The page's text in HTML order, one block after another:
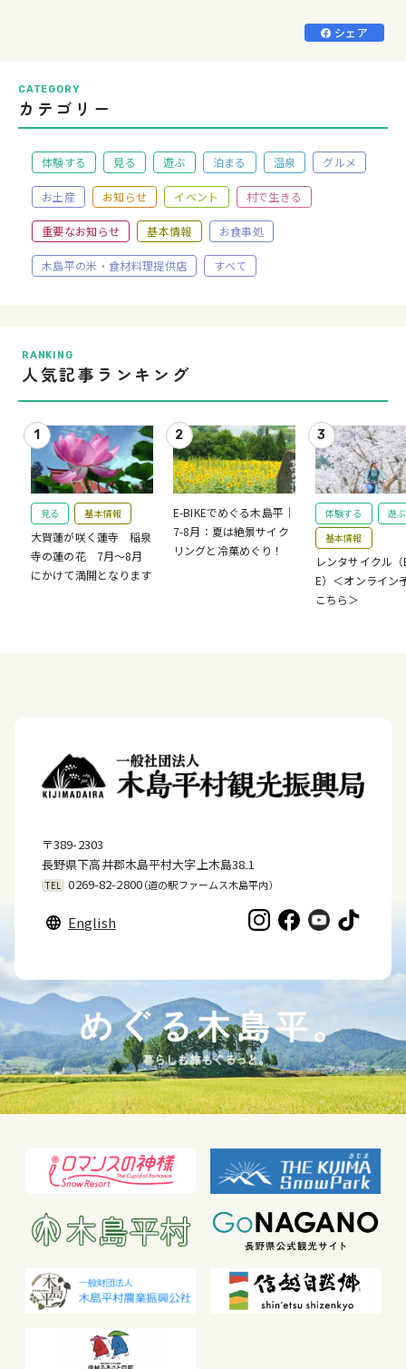
シェア
CATEGORY
カテゴリー
体験する 見る 遊ぶ 泊まる 温泉 グルメ
お土産 お知らせ イベント 村で生きる
重要なお知らせ 基本情報 お食事処
木島平の米・食材料理提供店 すべて
RANKING
人気記事ランキング
見る 基本情報
大賀蓮が咲く蓮寺 稲泉
寺の蓮の花 7月～8月
にかけて満開となります
E-BIKEでめぐる木島平｜
7-8月：夏は絶景サイク
リングと冷菓めぐり！
体験する
遊ぶ
基本情報
レンタサイクル（
E）＜オンライン
こちら＞
〒389-2303
長野県下高井郡木島平村大字上木島38₋1
TEL 0269-82-2800（道の駅ファームス木島平内）
English